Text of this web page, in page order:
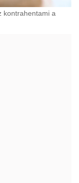
kontrahentami a